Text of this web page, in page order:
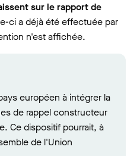
sur le rapport de
ci a déjà été effectuée par
n'est affichée.
européen à intégrer la
de rappel constructeur
Ce dispositif pourrait, à
de l'Union